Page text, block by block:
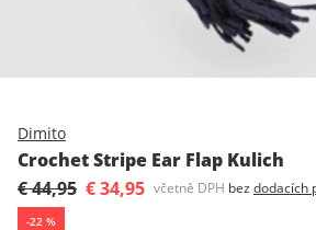
Dimito
Crochet Stripe Ear Flap Kulich
€ 44,95 € 34,95 včetně DPH bez dodacích
-22 %